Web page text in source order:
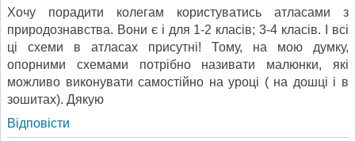
Хочу порадити колегам користуватись атласами з
природознавства. Вони є і для 1-2 класів; 3-4 класів. І всі
ці схеми в атласах присутні! Тому, на мою думку,
опорними схемами потрібно називати малюнки, які
можливо виконувати самостійно на уроці ( на дошці і в
зошитах). Дякую
Відповіcти